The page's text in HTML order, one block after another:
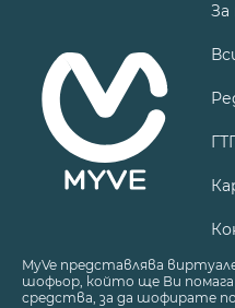
За
MyVe представлява
шофьор, който ще Ви
средства, за да шофирате